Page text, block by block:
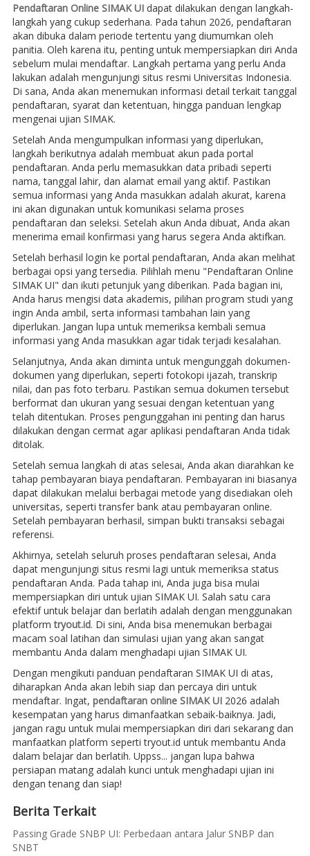
Pendaftaran Online SIMAK UIdapat dilakukan dengan langkah-
langkah yang cukup sederhana. Pada tahun 2026, pendaftaran
akan dibuka dalam periode tertentu yang diumumkan oleh
panitia. Oleh karena itu, penting untuk mempersiapkan diri Anda
sebelum mulai mendaftar. Langkah pertama yang perlu Anda
lakukan adalah mengunjungi situs resmi Universitas Indonesia.
Di sana, Anda akan menemukan informasi detail terkait tanggal
pendaftaran, syarat dan ketentuan, hingga panduan lengkap
mengenai ujian SIMAK.
Setelah Anda mengumpulkan informasi yang diperlukan,
langkah berikutnya adalah membuat akun pada portal
pendaftaran. Anda perlu memasukkan data pribadi seperti
nama, tanggal lahir, dan alamat email yang aktif. Pastikan
semua informasi yang Anda masukkan adalah akurat, karena
ini akan digunakan untuk komunikasi selama proses
pendaftaran dan seleksi. Setelah akun Anda dibuat, Anda akan
menerima email konfirmasi yang harus segera Anda aktifkan.
Setelah berhasil login ke portal pendaftaran, Anda akan melihat
berbagai opsi yang tersedia. Pilihlah menu "Pendaftaran Online
SIMAK UI" dan ikuti petunjuk yang diberikan. Pada bagian ini,
Anda harus mengisi data akademis, pilihan program studi yang
ingin Anda ambil, serta informasi tambahan lain yang
diperlukan. Jangan lupa untuk memeriksa kembali semua
informasi yang Anda masukkan agar tidak terjadi kesalahan.
Selanjutnya, Anda akan diminta untuk mengunggah dokumen-
dokumen yang diperlukan, seperti fotokopi ijazah, transkrip
nilai, dan pas foto terbaru. Pastikan semua dokumen tersebut
berformat dan ukuran yang sesuai dengan ketentuan yang
telah ditentukan. Proses pengunggahan ini penting dan harus
dilakukan dengan cermat agar aplikasi pendaftaran Anda tidak
ditolak.
Setelah semua langkah di atas selesai, Anda akan diarahkan ke
tahap pembayaran biaya pendaftaran. Pembayaran ini biasanya
dapat dilakukan melalui berbagai metode yang disediakan oleh
universitas, seperti transfer bank atau pembayaran online.
Setelah pembayaran berhasil, simpan bukti transaksi sebagai
referensi.
Akhirnya, setelah seluruh proses pendaftaran selesai, Anda
dapat mengunjungi situs resmi lagi untuk memeriksa status
pendaftaran Anda. Pada tahap ini, Anda juga bisa mulai
mempersiapkan diri untuk ujian SIMAK UI. Salah satu cara
efektif untuk belajar dan berlatih adalah dengan menggunakan
platformtryout.id. Di sini, Anda bisa menemukan berbagai
macam soal latihan dan simulasi ujian yang akan sangat
membantu Anda dalam menghadapi ujian SIMAK UI.
Dengan mengikuti panduan pendaftaran SIMAK UI di atas,
diharapkan Anda akan lebih siap dan percaya diri untuk
mendaftar. Ingat, pendaftaran online SIMAK UI2026 adalah
kesempatan yang harus dimanfaatkan sebaik-baiknya. Jadi,
jangan ragu untuk mulai mempersiapkan diri dari sekarang dan
manfaatkan platform seperti tryout.id untuk membantu Anda
dalam belajar dan berlatih. Uppss... jangan lupa bahwa
persiapan matang adalah kunci untuk menghadapi ujian ini
dengan tenang dan siap!
Berita Terkait
Passing Grade SNBP UI: Perbedaan antara Jalur SNBP dan
SNBT